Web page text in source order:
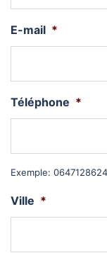
E-mail *
Téléphone *
Exemple: 0647128624
Ville *